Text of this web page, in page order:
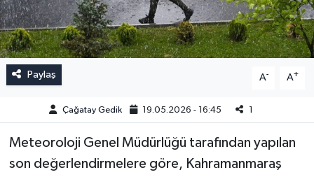
Paylaş A- A+
Çağatay Gedik 19.05.2026 - 16:45 1
Meteoroloji Genel Müdürlüğü tarafından yapılan
son değerlendirmelere göre, Kahramanmaraş